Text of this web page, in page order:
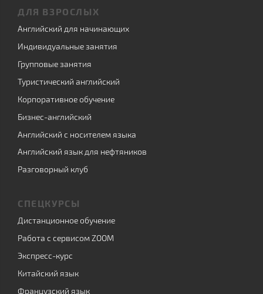
ДЛЯ ВЗРОСЛЫХ
Английский для начинающих
Индивидуальные занятия
Групповые занятия
Туристический английский
Корпоративное обучение
Бизнес-английский
Английский с носителем языка
Английский язык для нефтяников
Разговорный клуб
СПЕЦКУРСЫ
Дистанционное обучение
Работа с сервисом ZOOM
Экспресс-курс
Китайский язык
Французский язык